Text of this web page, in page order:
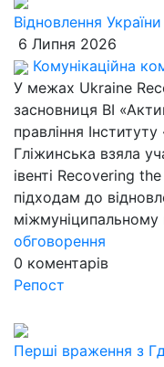
Відновлення
6 Липня 2026
Комунікаційна
У межах Ukraine
засновниця ВІ
правління
Гліжинська взяла
івенті Recovering
підходам до
міжмуніципальному
обговорення
0 коментарів
Репост
Перші враження з